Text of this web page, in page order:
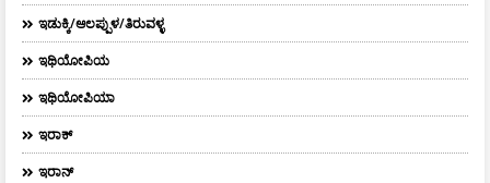
ಇಡುಕ್ಕಿ/ಆಲಪ್ಪುಳ/ತಿರುವಳ್ಳ
ಇಥಿಯೋಪಿಯ
ಇಥಿಯೋಪಿಯಾ
ಇರಾಕ್‌
ಇರಾನ್